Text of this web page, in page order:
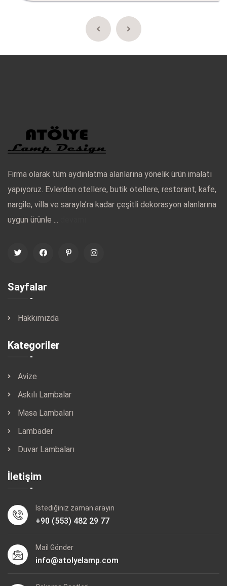
Firma olarak tüm aydınlatma alanlarına yönelik ürün imalatı
yapıyoruz. Evlerden otellere, butik otellere, restorant, kafe,
nargile, villa ve sarayla’ra kadar çeşitli dekorasyon alanlarına
uygun ürünle ...
Sayfalar
Hakkımızda
Kategoriler
Avize
Askılı Lambalar
Masa Lambaları
Lambader
Duvar Lambaları
İletişim
İstediğiniz zaman arayın
+90 (553) 482 29 77
Mail Gönder
info@atolyelamp.com